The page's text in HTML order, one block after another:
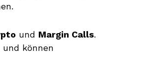
und Margin Calls.
können